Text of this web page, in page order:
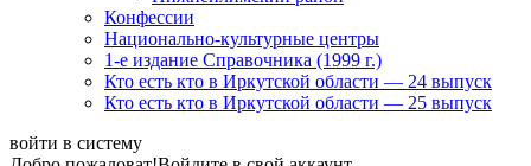
Конфессии
Национально-культурные центры
1-е издание Справочника (1999 г.)
Кто есть кто в Иркутской области — 24 выпуск
Кто есть кто в Иркутской области — 25 выпуск
войти в систему